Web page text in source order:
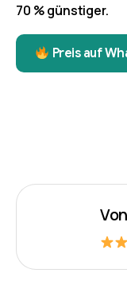
70 % günstiger.
Preis auf